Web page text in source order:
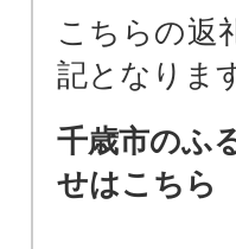
こちらの返
記となりま
千歳市のふ
せはこちら